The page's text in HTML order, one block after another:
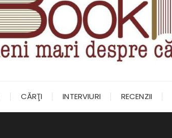
CĂRŢI INTERVIURI RECENZII